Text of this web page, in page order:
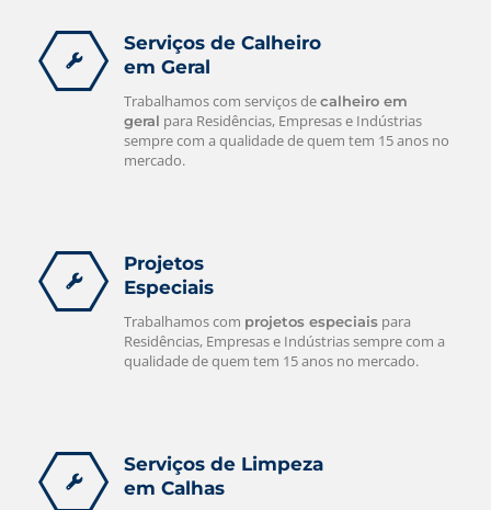
Serviços de Calheiro
em Geral
Trabalhamos com serviços decalheiro em
geral para Residências, Empresas e Indústrias
sempre com a qualidade de quem tem 15 anos no
mercado.
Projetos
Especiais
Trabalhamos com projetos especiais para
Residências, Empresas e Indústrias sempre com a
qualidade de quem tem 15 anos no mercado.
Serviços de Limpeza
em Calhas